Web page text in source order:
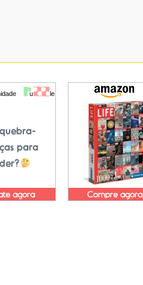
para
agora Compre agora